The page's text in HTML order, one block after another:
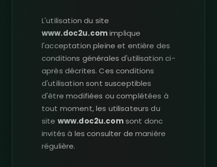
L'utilisation du site
www.doc2u.comimplique
l'acceptation pleine et entière des
conditions générales d'utilisation ci-
après décrites. Ces conditions
d'utilisation sont susceptibles
d'être modifiées ou complétées à
tout moment, les utilisateurs du
site www.doc2u.comsont donc
invités à les consulter de manière
régulière.